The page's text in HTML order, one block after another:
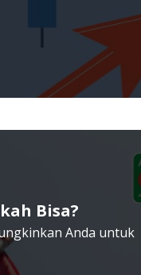
Bisa?
Anda untuk